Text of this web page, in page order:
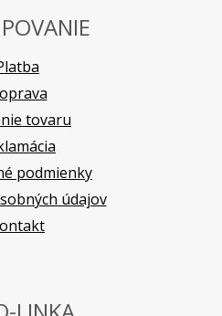
tovaru
podmienky
údajov